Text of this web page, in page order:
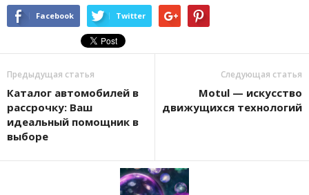
Facebook Twitter
Предыдущая статья
Каталог автомобилей в
рассрочку: Ваш
идеальный помощник в
выборе
Следующая статья
Motul — искусство
движущихся технологий